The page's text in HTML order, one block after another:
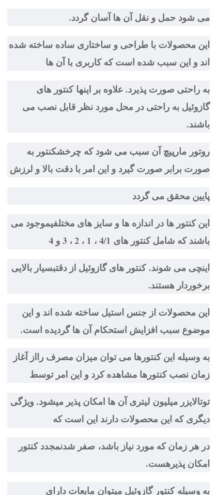
می شود حمل و نقل آن ها آسان گردد.
این محصولات با طراحی و ساختاری ساده ساخته شده
اند و این سبب شده است که کاربری با آن ها
به راحتی صورت پذیرد. علاوه بر اینها کنتور های
گازوئیل به راحتی در محل مورد نظر قابل نصب می
باشند.
روتور مارپيچ آن سبب می شود که چرخشکنتور به
صورت برابر صورت گیرد و این امر با دقت بالا و لرزش
پایین محقق می گردد
این کنتور ها در اندازه ها و سایز های مختلفیموجود می
باشند که شامل کنتور های 4/1 ، 1 ، 2 ، 3 و 4
اینچی می شوند. کنتور های گازوئیل از دقتبسیار بالایی
برخوردار هستند.
این محصولات از جنس استیل ساخته شده اند و این
موضوع سبب افزایش استحکام آن ها گردیده است.
به وسیله این کنتورها می توان میزان مصرف رااز آغاز
زمان نصب کنتورها مشاهده کرد و این امر توسط
توتالايزر ميليون ليتری آن ها امکان پذیر میشود. ویژگی
دیگری که این محصولات دارند این است که
در هر زمان که مورد نیاز باشد، صفر شدنمجدد کنتور
امکان پذیرهست.
به وسیله کنتور گازوئیل میتوان مايعات دارای